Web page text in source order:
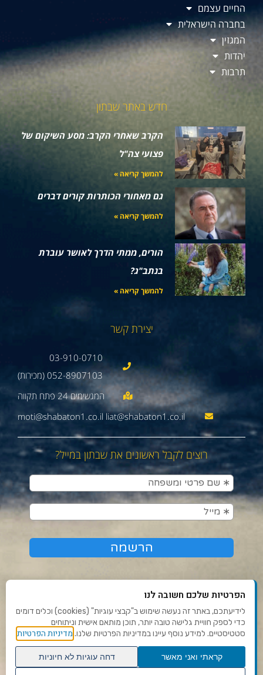
החיים עצמם
בחברה הישראלית
המגזין
יהדות
תרבות
חדש באתר שבתון
הקרב שאחרי הקרב: מסע השיקום של
פצועי צה"ל
להמשך קריאה »
גם מאחורי הכותרות קורים דברים
להמשך קריאה »
הורים, ממתי הדרך לאושר עוברת
בנתב"ג?
להמשך קריאה »
יצירת קשר
03-910-0710
052-8907103 (מכירות)
moti@shabaton1.co.il liat@shabaton1.co.il
רוצים לקבל ראשונים את שבתון במייל?
תנאי שימוש ומדיניות פרטיות
פנו אלינו
הצהרת נגישות
הפרטיות שלכם חשובה לנו
לידיעתכם, באתר זה נעשה שימוש ב"קבצי עוגיות" (cookies) וכלים דומים
כדי לספק חוויית גלישה טובה יותר, תוכן מותאם אישית וניתוחים
סטטיסטיים. למידע נוסף עיינו במדיניות הפרטיות שלנו. מדיניות הפרטיות
קראתי ואני מאשר
דחה עוגיות לא חיוניות